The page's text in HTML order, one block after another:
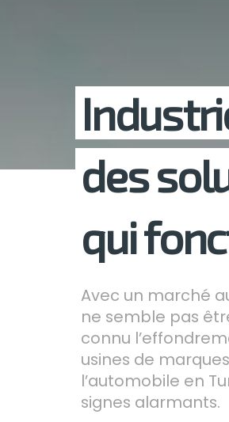
des
qui
Avec un marché
ne semble pas
connu
usines de
l’automobile en
signes alarmants.